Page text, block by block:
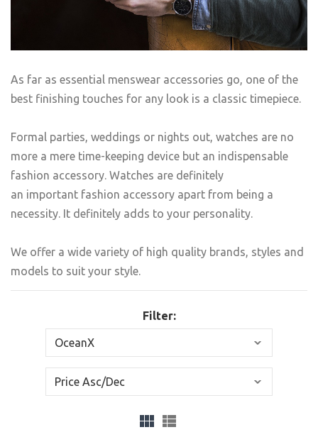
As far as essential menswear accessories go, one of the
best finishing touches for any look is a classic timepiece.
Formal parties, weddings or nights out, watches are no
more a mere time-keeping device but an indispensable
fashion accessory. Watches are definitely
an important fashion accessory apart from being a
necessity. It definitely adds to your personality.
We offer a wide variety of high quality brands, styles and
models to suit your style.
Filter: